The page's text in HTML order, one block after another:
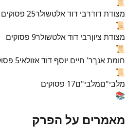
מצודת דודרבי דוד אלטשולר25 פסוקים
📜
מצודת ציוןרבי דוד אלטשולר9 פסוקים
📜
חומת אנךר' חיים יוסף דוד אזולאי5
📜
מלבי"םמלבי"ם17 פסוקים
📚
מאמרים על הפרק